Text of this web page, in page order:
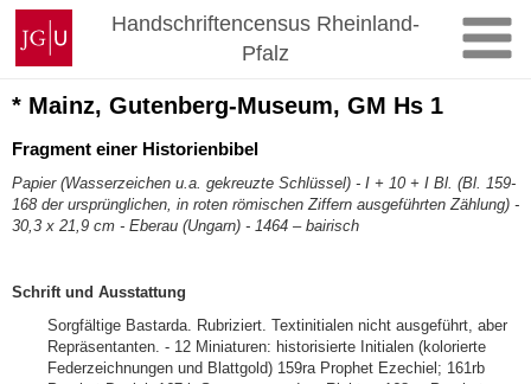
Zum
Inhalt
springen
Johannes
Gutenberg-
Universität
Mainz
Handschriftencensus Rheinland-
Pfalz
* Mainz, Gutenberg-Museum, GM Hs 1
Fragment einer Historienbibel
Papier (Wasserzeichen u.a. gekreuzte Schlüssel) - I + 10 + I Bl. (Bl. 159-
168 der ursprünglichen, in roten römischen Ziffern ausgeführten Zählung) -
30,3 x 21,9 cm - Eberau (Ungarn) - 1464 – bairisch
Schrift und Ausstattung
Sorgfältige Bastarda. Rubriziert. Textinitialen nicht ausgeführt, aber
Repräsentanten. - 12 Miniaturen: historisierte Initialen (kolorierte
Federzeichnungen und Blattgold) 159ra Prophet Ezechiel; 161rb